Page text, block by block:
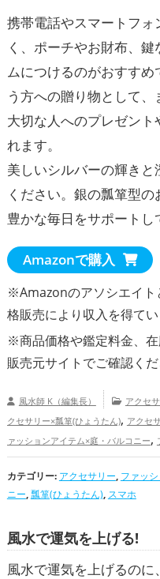
携帯電話やスマートフ
く、ポーチやお財布、
ムにつけるのがおすす
う方への贈り物として、
大切な人へのプレゼン
れます。
美しいシルバーの輝き
ください。銀の瓢箪型の
豊かな毎日をサポートし
Amazonで購入
※Amazonのアソシエイト
格販売により収入を得てい
※商品価格や鑑定料金、
販売元サイトでご確認くだ
風水師 K（編集長） アクセ
クセサリー×瓢箪(ひょうたん), アクセ
ァッションアイテム×庭・バルコニー,
ションアイテム×スマホ,お守り×銀色,
ん),お守り×スマホ 銀色の開運グ
たん)の開運グッズ,スマホの開運グッズ
カテゴリー: アクセサリー, ファッ
ニー,瓢箪(ひょうたん), スマホ
風水で運気を上げる!
風水で運気を上げるの